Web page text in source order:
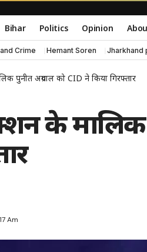
Bihar Politics Opinion
Crime Hemant Soren Jharkhand
पुनीत अग्रवाल को CID ने किया गिरफ्तार
के मालिक
Am